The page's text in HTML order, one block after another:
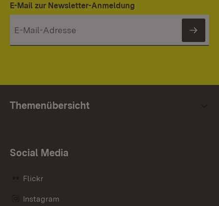
E-Mail zur Newsletter-Anmeldung
Themenübersicht
Social Media
Flickr
Instagram